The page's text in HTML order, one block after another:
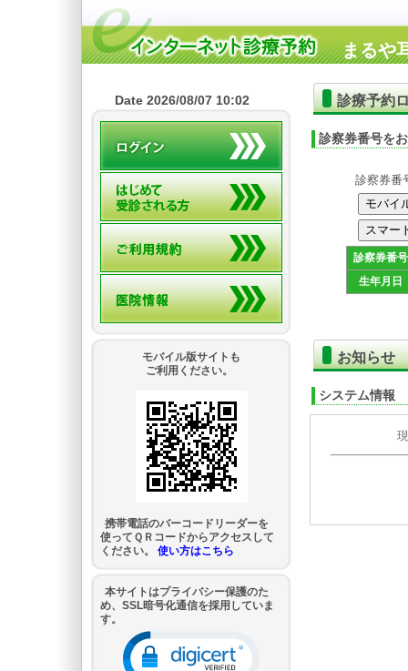
まるや
診療予約
診察券番号を
診察券番
診察券番号
生年月日
お知らせ
システム情報
Date 2026/08/07 10:02
モバイル版サイトも
ご利用ください。
携帯電話のバーコードリーダーを
使ってＱＲコードからアクセスして
ください。 使い方はこちら
本サイトはプライバシー保護のた
め、SSL暗号化通信を採用していま
す。